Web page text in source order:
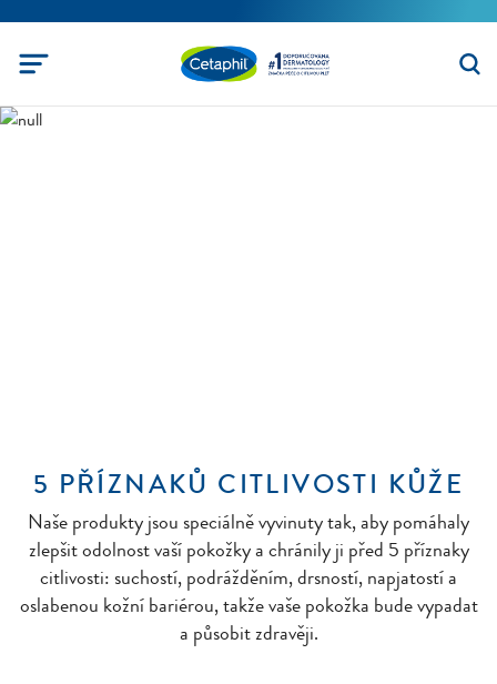
5 PŘÍZNAKŮ CITLIVOSTI KŮŽE
Naše produkty jsou speciálně vyvinuty tak, aby pomáhaly
zlepšit odolnost vaší pokožky a chránily ji před 5 příznaky
citlivosti: suchostí, podrážděním, drsností, napjatostí a
oslabenou kožní bariérou, takže vaše pokožka bude vypadat
a působit zdravěji.